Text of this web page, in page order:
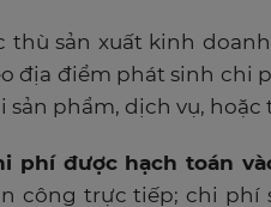
thù sản xuất kinh
địa điểm phát sinh
sản phẩm, dịch vụ, hoặc
phí được hạch toán
công trực tiếp; chi phí